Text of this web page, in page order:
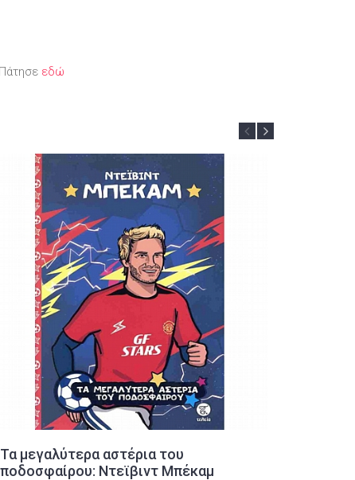
εδώ
Τα μεγαλύτερα αστέρια του
ποδοσφαίρου: Ντεϊβιντ Μπέκαμ